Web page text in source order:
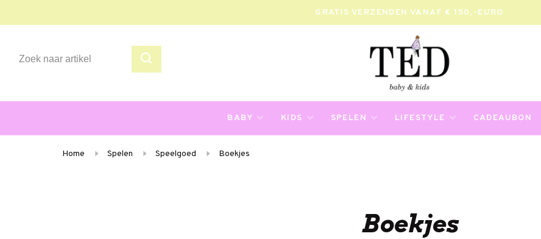
GRATIS VERZENDEN VANAF € 150,-EURO
BABY KIDS SPELEN LIFESTYLE CADEAUBON
Home Spelen Speelgoed Boekjes
Boekjes